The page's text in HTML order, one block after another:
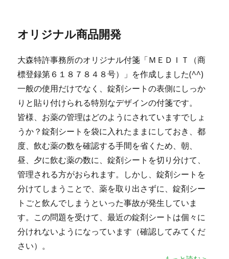
オリジナル商品開発
大森特許事務所のオリジナル付箋「ＭＥＤＩＴ（商
標登録第６１８７８４８号）」を作成しました(^^)
一般の使用だけでなく、錠剤シートの表側にしっか
りと貼り付けられる特別なデザインの付箋です。
皆様、お薬の管理はどのようにされていますでしょ
うか？錠剤シートを袋に入れたままにしておき、都
度、飲む薬の数を確認する手間を省くため、朝、
昼、夕に飲む薬の数に、錠剤シートを切り分けて、
管理される方がおられます。しかし、錠剤シートを
分けてしまうことで、薬を取り出さずに、錠剤シー
トごと飲んでしまうといった事故が発生していま
す。この問題を受けて、最近の錠剤シートは個々に
分けれないようになっています（確認してみてくだ
さい）。